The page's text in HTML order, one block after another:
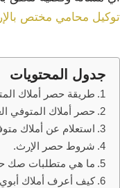
توكيل محامي مختص
جدول المحتويات
طريقة حصر أملاك
حصر أملاك المتوفي
استعلام عن أملاك
شروط حصر الإرث.
ما هي متطلبات صك
كيف أعرف أملاك